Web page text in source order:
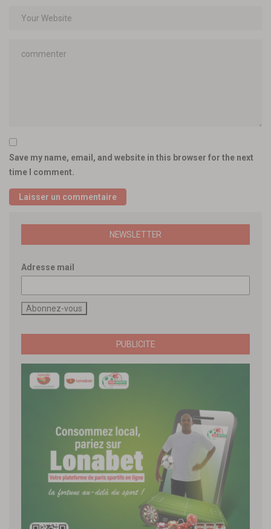
Save my name, email, and website in this browser for the next
time I comment.
NEWSLETTER
Adresse mail
PUBLICITE